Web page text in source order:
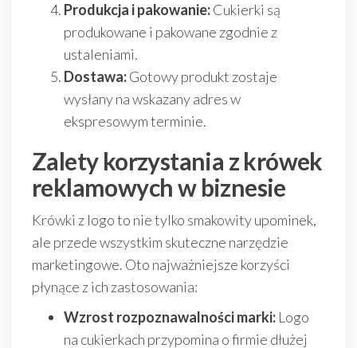
Produkcja i pakowanie:Cukierki są
produkowane i pakowane zgodnie z
ustaleniami.
Dostawa:Gotowy produkt zostaje
wysłany na wskazany adres w
ekspresowym terminie.
Zalety korzystania z krówek
reklamowych w biznesie
Krówki z logo to nie tylko smakowity upominek,
ale przede wszystkim skuteczne narzędzie
marketingowe. Oto najważniejsze korzyści
płynące z ich zastosowania:
Wzrost rozpoznawalności marki: Logo
na cukierkach przypomina o firmie dłużej